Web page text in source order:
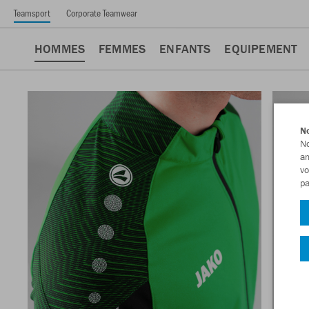
Teamsport Corporate Teamwear
HOMMES FEMMES ENFANTS EQUIPEMENT